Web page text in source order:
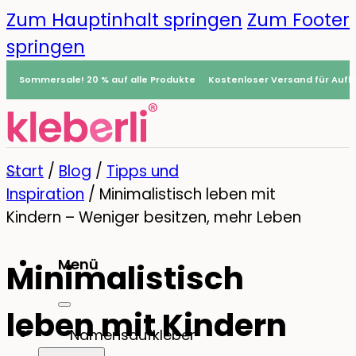
Zum Hauptinhalt springen Zum Footer
springen
Sommersale! 20 % auf alle Produkte Kostenloser Versand für
Menü
Namensaufkleber
Start / Blog / Tipps und
Inspiration / Minimalistisch leben mit
Kindern – Weniger besitzen, mehr Leben
Minimalistisch
leben mit Kindern